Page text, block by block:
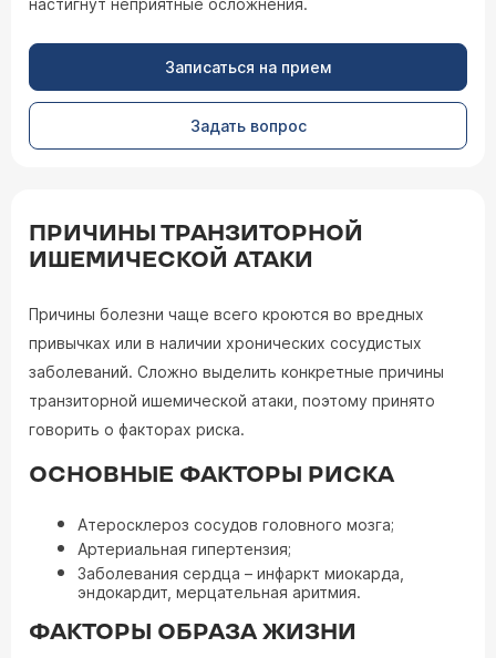
настигнут неприятные осложнения.
Записаться на прием
Задать вопрос
ПРИЧИНЫ ТРАНЗИТОРНОЙ
ИШЕМИЧЕСКОЙ АТАКИ
Причины болезни чаще всего кроются во вредных
привычках или в наличии хронических сосудистых
заболеваний. Сложно выделить конкретные причины
транзиторной ишемической атаки, поэтому принято
говорить о факторах риска.
ОСНОВНЫЕ ФАКТОРЫ РИСКА
Атеросклероз сосудов головного мозга;
Артериальная гипертензия;
Заболевания сердца – инфаркт миокарда,
эндокардит, мерцательная аритмия.
ФАКТОРЫ ОБРАЗА ЖИЗНИ